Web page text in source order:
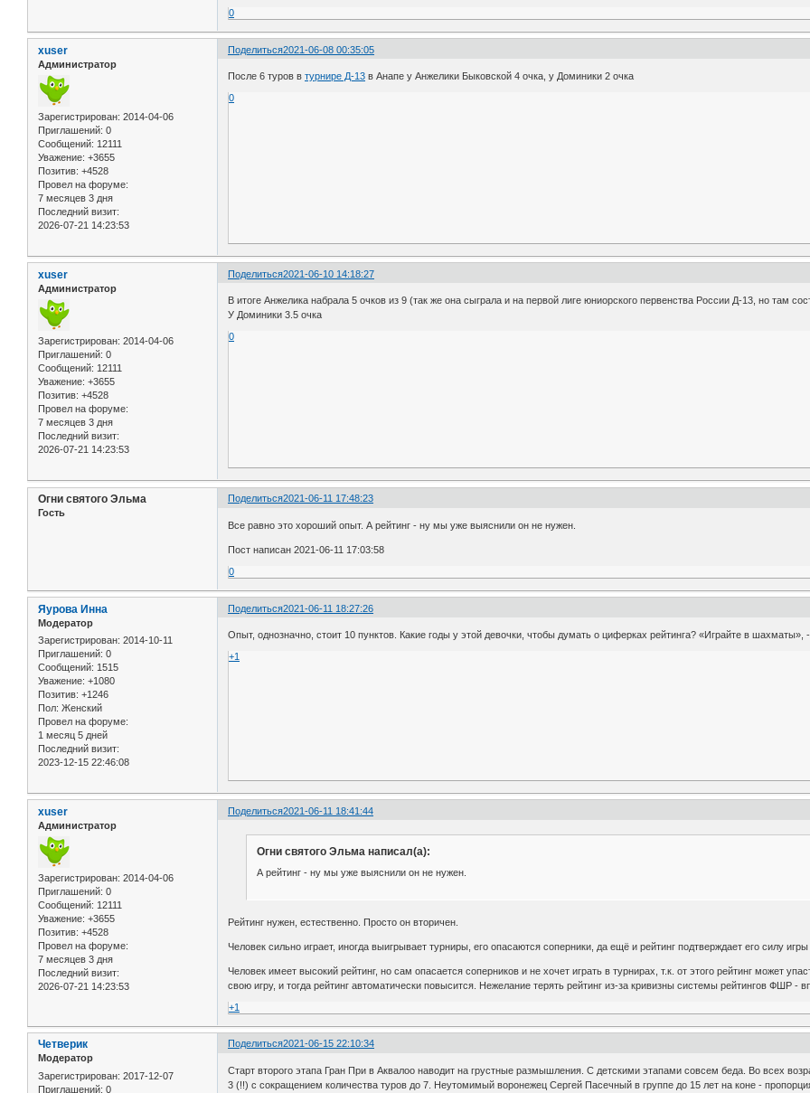
0
Поделиться2021-06-08 00:35:05
xuser
Администратор
Зарегистрирован: 2014-04-06
Приглашений: 0
Сообщений: 12111
Уважение: +3655
Позитив: +4528
Провел на форуме:
7 месяцев 3 дня
Последний визит:
2026-07-21 14:23:53
После 6 туров втурнире Д-13 в Анапе у Анжелики Быковской 4 очка, у Доминики 2 очка
0
Поделиться2021-06-10 14:18:27
xuser
Администратор
Зарегистрирован: 2014-04-06
Приглашений: 0
Сообщений: 12111
Уважение: +3655
Позитив: +4528
Провел на форуме:
7 месяцев 3 дня
Последний визит:
2026-07-21 14:23:53
В итоге Анжелика набрала 5 очков из 9 (так же она сыграла и на первой лиге юниорского первенства России Д-13, но там
У Доминики 3.5 очка
0
Поделиться2021-06-11 17:48:23
Огни святого Эльма
Гость
Все равно это хороший опыт. А рейтинг - ну мы уже выяснили он не нужен.
Пост написан 2021-06-11 17:03:58
0
Поделиться2021-06-11 18:27:26
Яурова Инна
Модератор
Зарегистрирован: 2014-10-11
Приглашений: 0
Сообщений: 1515
Уважение: +1080
Позитив: +1246
Пол: Женский
Провел на форуме:
1 месяц 5 дней
Последний визит:
2023-12-15 22:46:08
Опыт, однозначно, стоит 10 пунктов. Какие годы у этой девочки, чтобы думать о циферках рейтинга? «Играйте в шахматы»,
+1
Поделиться2021-06-11 18:41:44
xuser
Администратор
Зарегистрирован: 2014-04-06
Приглашений: 0
Сообщений: 12111
Уважение: +3655
Позитив: +4528
Провел на форуме:
7 месяцев 3 дня
Последний визит:
2026-07-21 14:23:53
Огни святого Эльма написал(а):
А рейтинг - ну мы уже выяснили он не нужен.
Рейтинг нужен, естественно. Просто он вторичен.
Человек сильно играет, иногда выигрывает турниры, его опасаются соперники, да ещё и рейтинг подтверждает его силу
Человек имеет высокий рейтинг, но сам опасается соперников и не хочет играть в турнирах, т.к. от этого рейтинг может
свою игру, и тогда рейтинг автоматически повысится. Нежелание терять рейтинг из-за кривизны системы рейтингов ФШР
+1
Поделиться2021-06-15 22:10:34
Четверик
Модератор
Зарегистрирован: 2017-12-07
Приглашений: 0
Старт второго этапа Гран При в Аквалоо наводит на грустные размышления. С детскими этапами совсем беда. Во всех
3 (!!) с сокращением количества туров до 7. Неутомимый воронежец Сергей Пасечный в группе до 15 лет на коне -